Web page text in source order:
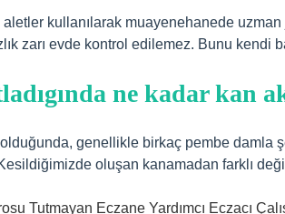
aletler kullanılarak muayenehanede
zarı evde kontrol edilemez. Bunu kendi
ne kadar kan
olduğunda, genellikle birkaç pembe damla
oluşan kanamadan farklı
Tutmayan Eczane Yardımcı Eczacı